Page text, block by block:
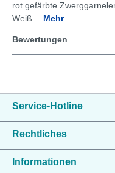
rot gefärbte
Weiß… Mehr
Bewertungen
Service-Hotline
Rechtliches
Informationen